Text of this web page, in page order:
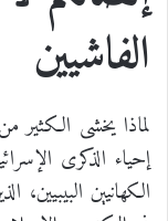
الفاشيين
لماذا يخشى الكثير
إحياء الذكرى
الكهانيين البيبيين،